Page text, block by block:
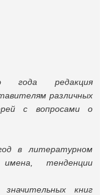
года редакция
различных
с вопросами о
в литературном
тенденции
книг